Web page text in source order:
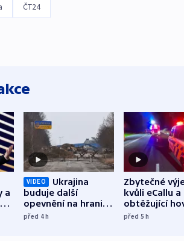
ČT24
a
VIDEO
Ukrajina
buduje další
opevnění na hranici
s Běloruskem
před 4h
Zbytečné
kvůli eCallu a
obtěžující
zdržují
před 5h